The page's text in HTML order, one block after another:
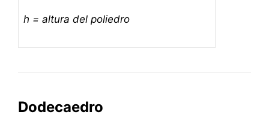
h = altura del poliedro
Dodecaedro